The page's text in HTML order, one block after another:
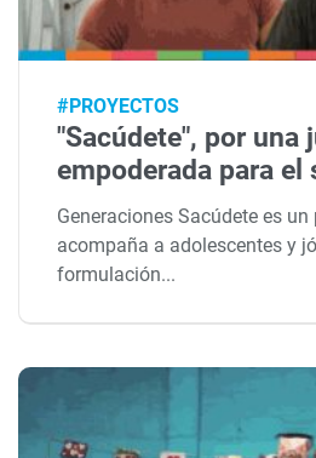
#PROYECTOS
"Sacúdete", por una
empoderada para el
Generaciones Sacúdete es
acompaña a adolescentes y
formulación...